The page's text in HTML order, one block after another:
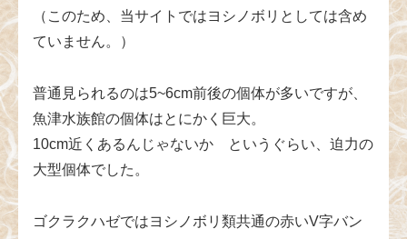
（このため、当サイトではヨシノボリとしては含め
ていません。）
普通見られるのは5~6cm前後の個体が多いですが、
魚津水族館の個体はとにかく巨大。
10cm近くあるんじゃないか というぐらい、迫力の
大型個体でした。
ゴクラクハゼではヨシノボリ類共通の赤いV字バン